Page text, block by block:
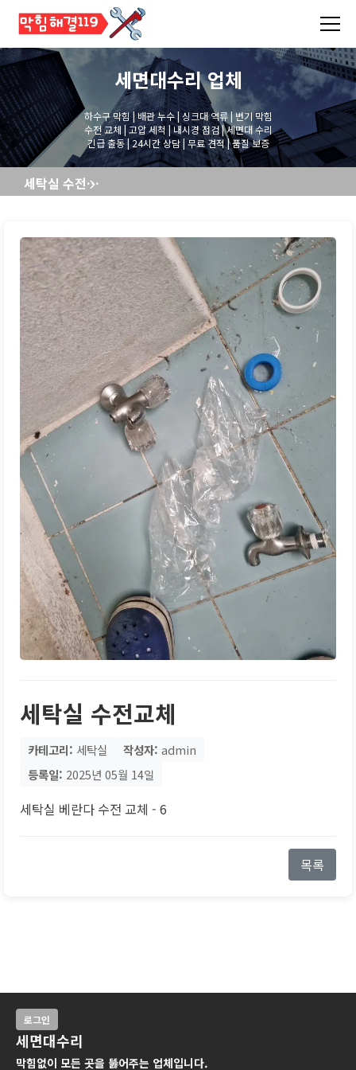
세면대수리업체
하수구 막힘 | 배관 누수 | 싱크대 역류 | 변기 막힘
수전 교체 | 고압 세척 | 내시경 점검 | 세면대 수리
긴급 출동 | 24시간 상담 | 무료 견적 | 품질 보증
세탁실 수전교체
세탁실 수전교체
카테고리: 세탁실 작성자: admin
등록일: 2025년 05월 14일
세탁실 베란다 수전 교체 - 6
목록
로그인
세면대수리
막힘없이 모든 곳을 뚫어주는 업체입니다.